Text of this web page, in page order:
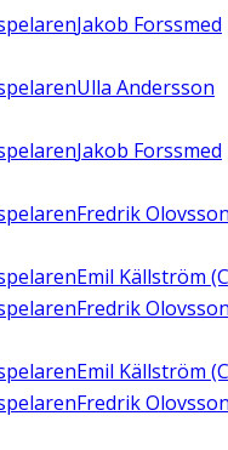
Jakob Forssmed
Ulla Andersson
Jakob Forssmed
Fredrik
Emil Källström
Fredrik
Emil Källström
Fredrik